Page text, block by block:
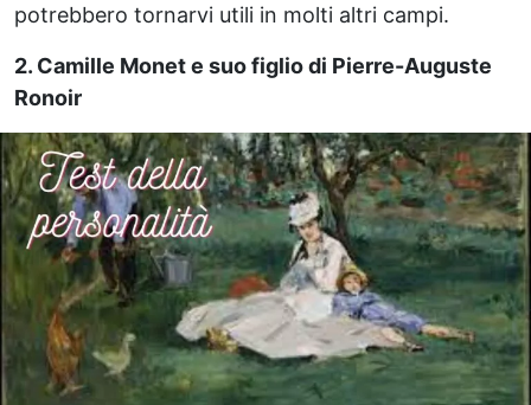
potrebbero tornarvi utili in molti altri campi.
2. Camille Monet e suo figlio di Pierre-Auguste
Ronoir